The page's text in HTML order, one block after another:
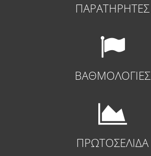
ΠΑΡΑΤΗΡΗΤΕΣ
ΒΑΘΜΟΛΟΓΙΕΣ
ΠΡΩΤΟΣΕΛΙΔΑ